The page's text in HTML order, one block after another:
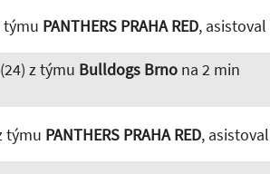
týmu PANTHERS PRAHA RED, asistoval
z týmu Bulldogs Brnona 2 min
týmu PANTHERS PRAHA RED, asistoval